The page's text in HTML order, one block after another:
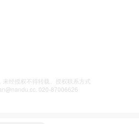
未经授权不得转载、授权联系方式
020-87006626